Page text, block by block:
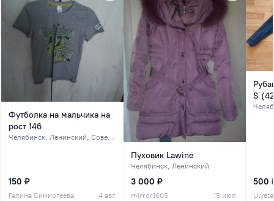
Футболка на мальчика на
рост 146
Челябинск , Ленинский, Советский, северок
150 ₽
Галина Симиргеева 4 авг.
Пуховик Lawine
Челябинск, Ленинский
3 000 ₽
mirror1605 15 июл.
S
500
Ulyeta